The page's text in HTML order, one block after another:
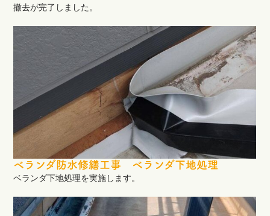
撤去が完了しました。
ベランダ防水修繕工事 ベランダ下地処理
ベランダ下地処理を実施します。